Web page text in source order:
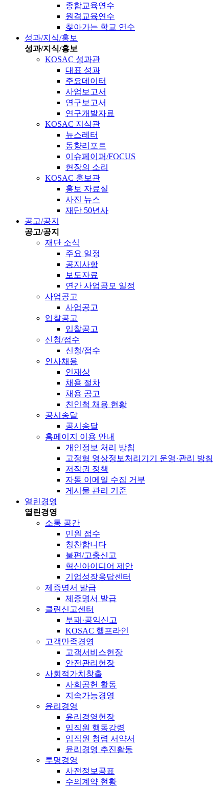
종합교육연수
원격교육연수
찾아가는 학교 연수
성과/지식/홍보
성과/지식/홍보
KOSAC 성과관
대표 성과
주요데이터
사업보고서
연구보고서
연구개발자료
KOSAC 지식관
뉴스레터
동향리포트
이슈페이퍼/FOCUS
현장의 소리
KOSAC 홍보관
홍보 자료실
사진 뉴스
재단 50년사
공고/공지
공고/공지
재단 소식
주요 일정
공지사항
보도자료
연간 사업공모 일정
사업공고
사업공고
입찰공고
입찰공고
신청/접수
신청/접수
인사채용
인재상
채용 절차
채용 공고
친인척 채용 현황
공시송달
공시송달
홈페이지 이용 안내
개인정보 처리 방침
고정형 영상정보처리기기 운영·관리 방침
저작권 정책
자동 이메일 수집 거부
게시물 관리 기준
열린경영
열린경영
소통 공간
민원 접수
칭찬합니다
불편/고충신고
혁신아이디어 제안
기업성장응답센터
제증명서 발급
제증명서 발급
클린신고센터
부패·공익신고
KOSAC 헬프라인
고객만족경영
고객서비스헌장
안전관리헌장
사회적가치창출
사회공헌 활동
지속가능경영
윤리경영
윤리경영헌장
임직원 행동강령
임직원 청렴 서약서
윤리경영 추진활동
투명경영
사전정보공표
수의계약 현황